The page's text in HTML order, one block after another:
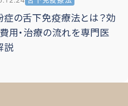
症の舌下免疫療法とは？効
費用・治療の流れを専門医
説